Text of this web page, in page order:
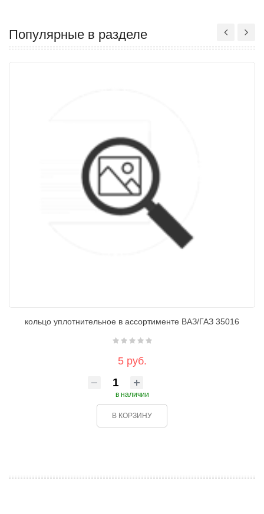
Популярные в разделе
кольцо уплотнительное в ассортименте ВАЗ/ГАЗ 35016
5 руб.
в наличии
В КОРЗИНУ